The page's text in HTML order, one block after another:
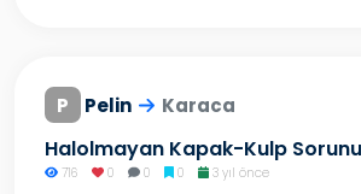
P Pelin Karaca
Halolmayan Kapak-Kulp Sorunu
716 0 0 0 3 yıl önce